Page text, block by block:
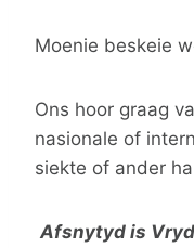
Moenie beskeie
Ons hoor graag
nasionale of
siekte of ander
Afsnytyd is